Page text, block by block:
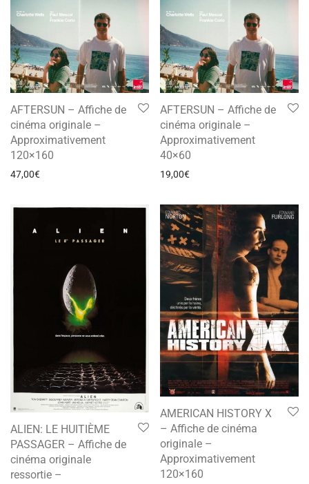
AFTERSUN – Affiche de
cinéma originale –
Approximativement
120×160
47,00€
AFTERSUN – Affiche de
cinéma originale –
Approximativement
40×60
19,00€
ALIEN: LE HUITIÈME
PASSAGER – Affiche de
cinéma originale
ressortie –
AMERICAN HISTORY X
– Affiche de cinéma
originale –
Approximativement
120×160